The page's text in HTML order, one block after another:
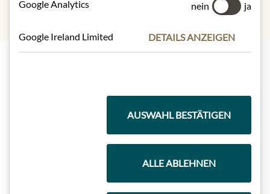
Google Analytics nein ja
Google Ireland Limited DETAILS ANZEIGEN
AUSWAHL BESTÄTIGEN
ALLE ABLEHNEN